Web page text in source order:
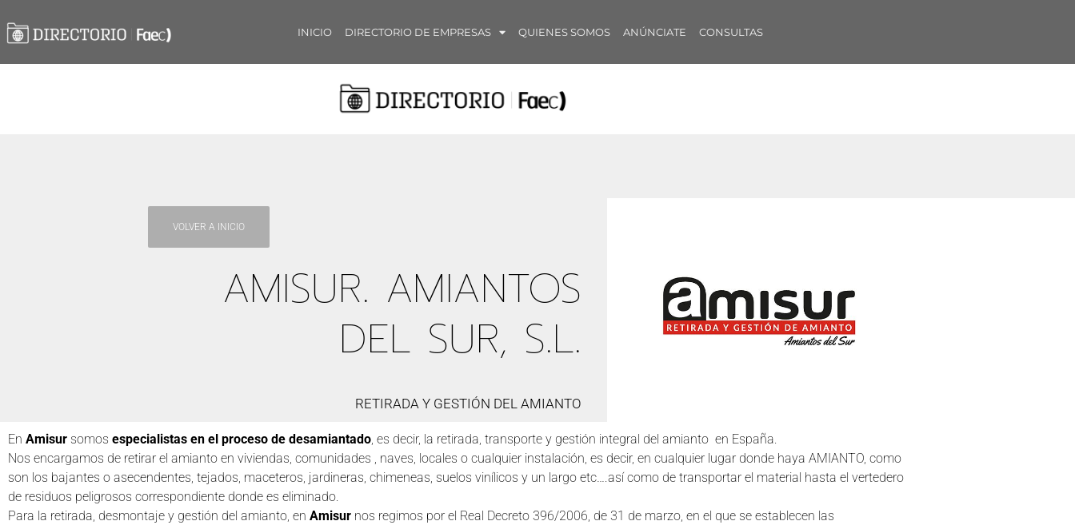
INICIO DIRECTORIO DE EMPRESAS QUIENES SOMOS ANÚNCIATE CONSULTAS
VOLVER A INICIO
AMISUR. AMIANTOS
DEL SUR, S.L.
RETIRADA Y GESTIÓN DEL AMIANTO
En Amisur somos especialistas en el proceso de desamiantado, es decir, la retirada, transporte y gestión integral del amianto en España.
Nos encargamos de retirar el amianto en viviendas, comunidades , naves, locales o cualquier instalación, es decir, en cualquier lugar donde haya AMIANTO, como
son los bajantes o asecendentes, tejados, maceteros, jardineras, chimeneas, suelos vinílicos y un largo etc….así como de transportar el material hasta el vertedero
de residuos peligrosos correspondiente donde es eliminado.
Para la retirada, desmontaje y gestión del amianto, en Amisur nos regimos por el Real Decreto 396/2006, de 31 de marzo, en el que se establecen las